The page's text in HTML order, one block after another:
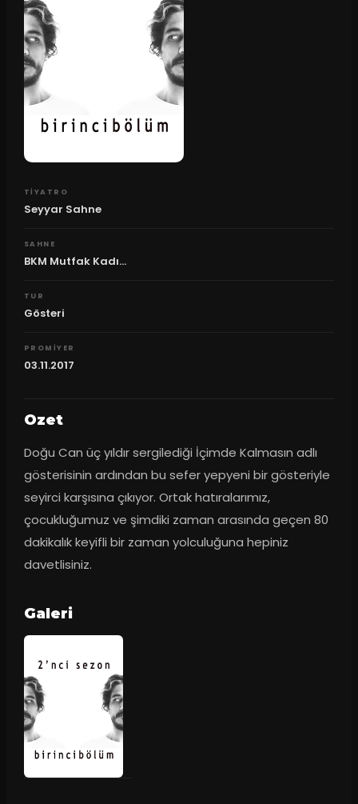
TIYATRO
Seyyar Sahne
SAHNE
BKM Mutfak Kadı...
TUR
Gösteri
PROMIYER
03.11.2017
Ozet
Doğu Can üç yıldır sergilediği İçimde Kalmasın adlı
gösterisinin ardından bu sefer yepyeni bir gösteriyle
seyirci karşısına çıkıyor. Ortak hatıralarımız,
çocukluğumuz ve şimdiki zaman arasında geçen 80
dakikalık keyifli bir zaman yolculuğuna hepiniz
davetlisiniz.
Galeri